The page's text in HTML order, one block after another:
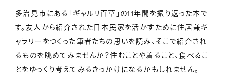
多治見市にある「ギャルリ百草」の11年間を振り返った本で
す。友人から紹介された日本民家を活かすために住居兼ギ
ャラリーをつくった筆者たちの思いを読み、そこで紹介され
るものを眺めてみませんか？住むことや着ること、食べるこ
とをゆっくり考えてみるきっかけになるかもしれません。